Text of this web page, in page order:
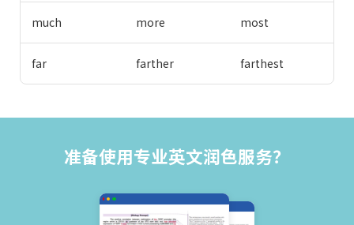
much more most
far farther farthest
准备使用专业英文润色服务？